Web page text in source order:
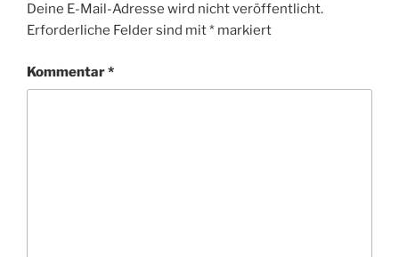
Deine E-Mail-Adresse wird nicht veröffentlicht.
Erforderliche Felder sind mit* markiert
Kommentar*